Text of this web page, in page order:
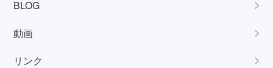
BLOG
動画
リンク